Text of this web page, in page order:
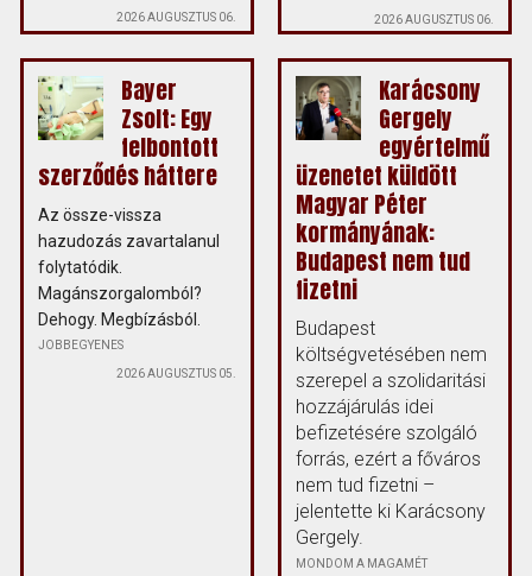
2026 AUGUSZTUS 06. 2026 AUGUSZTUS 06.
Bayer
Zsolt: Egy
felbontott
szerződés háttere
Az össze-vissza
hazudozás zavartalanul
folytatódik.
Magánszorgalomból?
Dehogy. Megbízásból.
JOBBEGYENES
2026 AUGUSZTUS 05.
Karácsony
Gergely
egyértelmű
üzenetet küldött
Magyar Péter
kormányának:
Budapest nem tud
fizetni
Budapest
költségvetésében nem
szerepel a szolidaritási
hozzájárulás idei
befizetésére szolgáló
forrás, ezért a főváros
nem tud fizetni –
jelentette ki Karácsony
Gergely.
MONDOM A MAGAMÉT